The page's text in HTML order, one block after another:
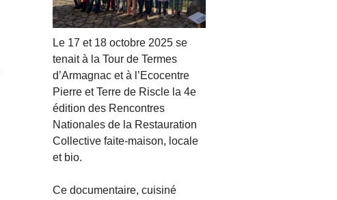
Le 17 et 18 octobre 2025 se
tenait à la Tour de Termes
d’Armagnac et à l’Ecocentre
Pierre et Terre de Riscle la 4e
édition des Rencontres
Nationales de la Restauration
Collective faite-maison, locale
et bio.
Ce documentaire, cuisiné